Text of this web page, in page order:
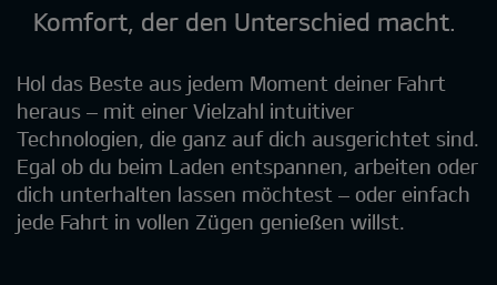
Komfort, der den Unterschied macht
Hol das Beste aus jedem Moment deiner Fahrt
heraus – mit einer Vielzahl intuitiver
Technologien, die ganz auf dich ausgerichtet sind.
Egal ob du beim Laden entspannen, arbeiten oder
dich unterhalten lassen möchtest – oder einfach
jede Fahrt in vollen Zügen genießen willst.